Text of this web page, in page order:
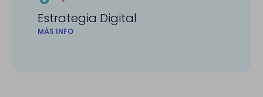
Estrategia Digital
MÁS INFO